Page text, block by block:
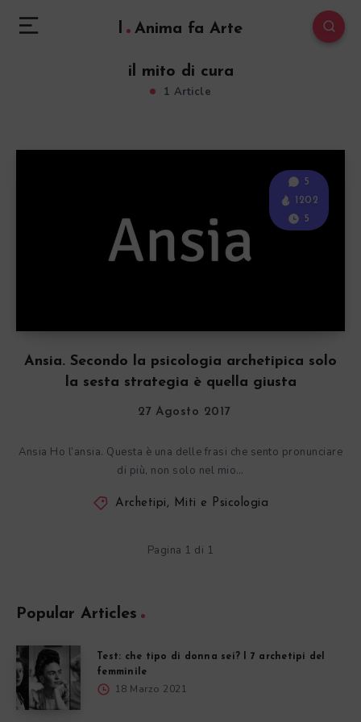
l Anima fa Arte
il mito di cura
1 Article
Ansia. Secondo la psicologia archetipica solo
la sesta strategia è quella giusta
5
1202
5
27 Agosto 2017
Ansia Ho l’ansia. Questa è una delle frasi che sento pronunciare
di più, non solo nel mio…
Archetipi, Miti e Psicologia
Pagina 1 di 1
Popular Articles
Test: che tipo di donna sei? I 7 archetipi del
femminile
18 Marzo 2021